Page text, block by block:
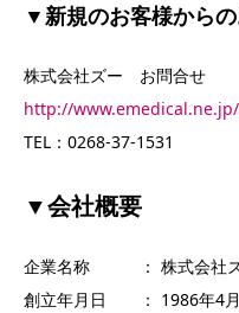
▼新規のお客様から
株式会社ズー お問合せ
http://
TEL：0268-37-1531
▼会社概要
企業名称 ： 株式会社
創立年月日 ： 1986年4